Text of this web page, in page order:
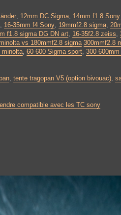
, 12mm DC Sigma, 14mm f1.8 Sony
, 16-35mm f4 Sony, 19mmf2.8 sigma,
f1.8 sigma DG DN art, 16-35f2.8 zeiss,
vs 180mmf2.8 sigma 300mmf2.8
minolta, 60-600 Sigma sport, 300-
, tente tragopan V5 (option bivouac),
compatible avec les TC sony